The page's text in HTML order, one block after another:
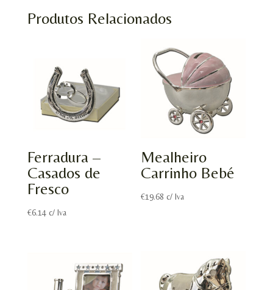
Produtos Relacionados
Ferradura –
Casados de
Fresco
€6.14 c/ Iva
Mealheiro
Carrinho Bebé
€19.68 c/ Iva